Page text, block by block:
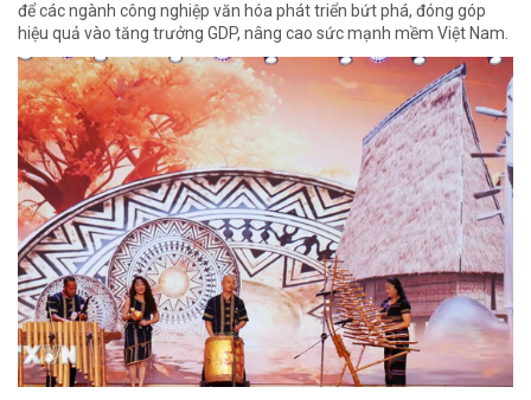
để các ngành công nghiệp văn hóa phát triển bứt phá, đóng góp
hiệu quả vào tăng trưởng GDP, nâng cao sức mạnh mềm Việt Nam.